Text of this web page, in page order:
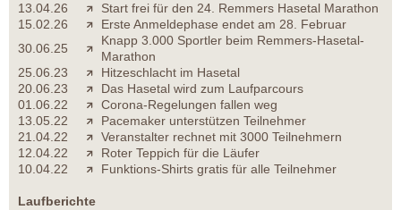
13.04.26
Start frei für den 24. Remmers Hasetal Marathon
15.02.26
Erste Anmeldephase endet am 28. Februar
30.06.25
Knapp 3.000 Sportler beim Remmers-Hasetal-
Marathon
25.06.23
Hitzeschlacht im Hasetal
20.06.23
Das Hasetal wird zum Laufparcours
01.06.22
Corona-Regelungen fallen weg
13.05.22
Pacemaker unterstützen Teilnehmer
21.04.22
Veranstalter rechnet mit 3000 Teilnehmern
12.04.22
Roter Teppich für die Läufer
10.04.22
Funktions-Shirts gratis für alle Teilnehmer
Laufberichte